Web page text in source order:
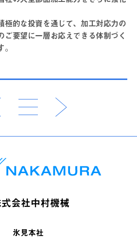
極的な投資を通じて、加工対応力の
ご要望に一層お応えできる体制づく
。
会社中村機械
氷見本社